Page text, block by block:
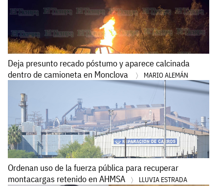
Deja presunto recado póstumo y aparece calcinada
dentro de camioneta en Monclova
MARIO ALEMÁN
Ordenan uso de la fuerza pública para recuperar
montacargas retenido en AHMSA
LLUVIA ESTRADA